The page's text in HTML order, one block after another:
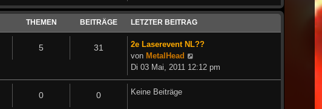
THEMEN BEITRÄGE LETZTER BEITRAG
5 31
2e Laserevent NL??
von MetalHead
Beitrag
Di 03 Mai, 2011 12:12 pm
0 0 Keine Beiträge